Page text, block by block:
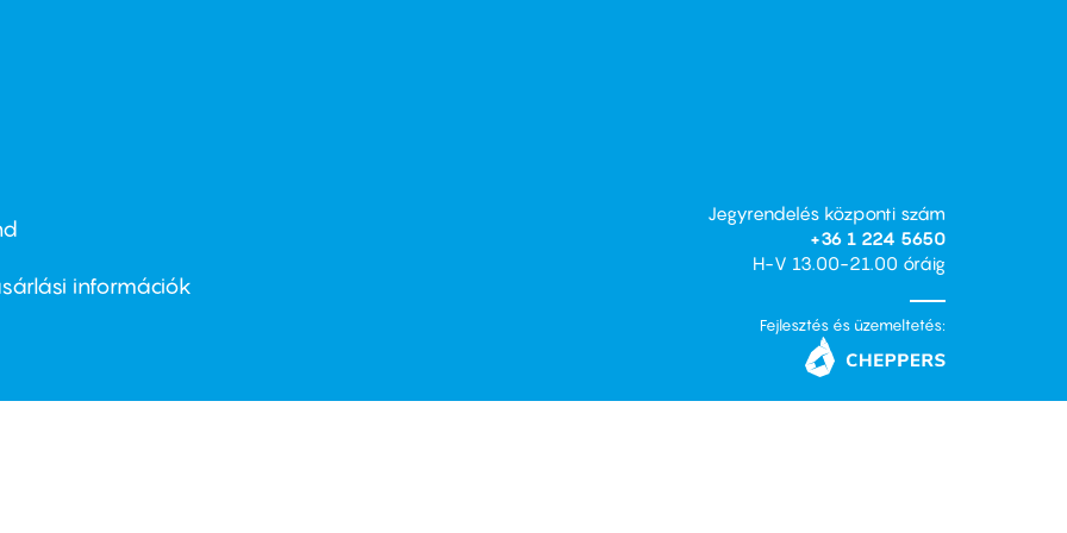
információk
Jegyrendelés központi szám
+36 1 224 5650
H-V 13.00-21.00 óráig
Fejlesztés és üzemeltetés: